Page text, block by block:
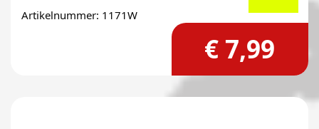
Artikelnummer: 1171W
€ 7,99